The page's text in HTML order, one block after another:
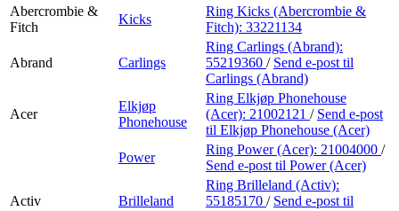
Gavekort
Abercrombie &
Fitch
Kicks
Ring Kicks (Abercrombie &
Fitch): 33221134
Abrand Carlings
Ring Carlings (Abrand):
55219360 / Send e-post til
Carlings (Abrand)
Acer
Elkjøp
Phonehouse
Ring Elkjøp Phonehouse
(Acer): 21002121 / Send e-post
til Elkjøp Phonehouse (Acer)
Power
Ring Power (Acer): 21004000 /
Send e-post til Power (Acer)
Activ Brilleland
Ring Brilleland (Activ):
55185170 / Send e-post til